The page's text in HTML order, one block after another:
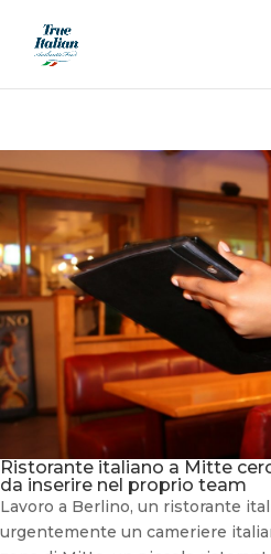
Ristorante italiano a Mitte
da inserire nel proprio team
Lavoro a Berlino, un ristorante
urgentemente un cameriere